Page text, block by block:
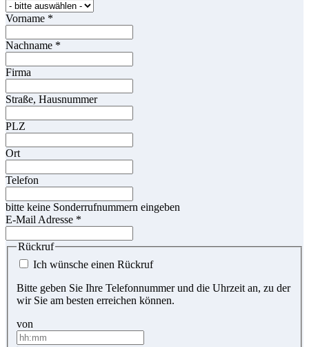
Vorname *
Nachname *
Firma
Straße, Hausnummer
PLZ
Ort
Telefon
bitte keine Sonderrufnummern eingeben
E-Mail Adresse *
Rückruf
Ich wünsche einen Rückruf
Bitte geben Sie Ihre Telefonnummer und die Uhrzeit an, zu der
wir Sie am besten erreichen können.
von